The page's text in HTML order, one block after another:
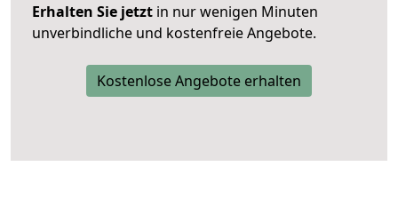
Erhalten Sie jetzt in nur wenigen Minuten
unverbindliche und kostenfreie Angebote.
Kostenlose Angebote erhalten